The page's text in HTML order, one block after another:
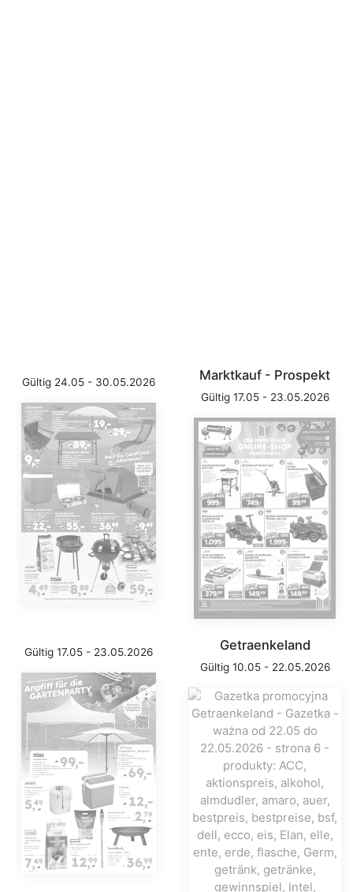
Gültig 24.05 - 30.05.2026 Marktkauf - Prospekt
Gültig 17.05 - 23.05.2026
Gültig 17.05 - 23.05.2026 Getraenkeland
Gültig 10.05 - 22.05.2026